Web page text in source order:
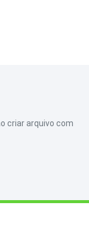
criar arquivo com